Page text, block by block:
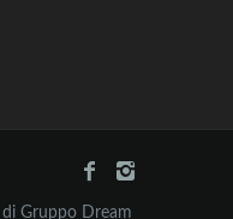
Gruppo Dream